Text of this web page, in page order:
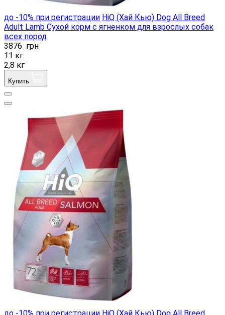
до -10% при регистрации HiQ (Хай Кью) Dog All Breed
Adult Lamb Сухой корм с ягненком для взрослых собак
всех пород
3876 грн
11 кг
2,8 кг
Купить